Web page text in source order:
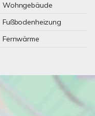
Wohngebäude
Fußbodenheizung
Fernwärme